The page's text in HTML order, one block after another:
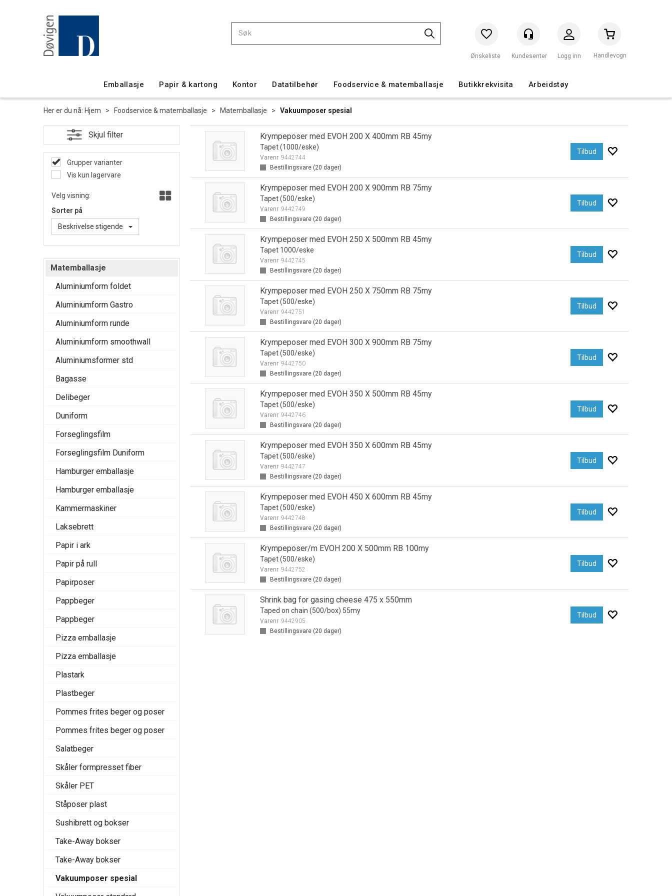
Logg inn Handlevogn
Emballasje Papir & kartong Kontor Datatilbehør Foodservice & matemballasje Butikkrekvisita Arbeidstøy
Her er du nå: Hjem > Foodservice & matemballasje > Matemballasje > Vakuumposer spesial
Grupper varianter
Vis kun lagervare
Velg visning:
Sorter på
Beskrivelse stigende
Matemballasje
Aluminiumform foldet
Aluminiumform Gastro
Aluminiumform runde
Aluminiumform smoothwall
Aluminiumsformer std
Bagasse
Delibeger
Duniform
Forseglingsfilm
Forseglingsfilm Duniform
Hamburger emballasje
Hamburger emballasje
Kammermaskiner
Laksebrett
Papir i ark
Papir på rull
Papirposer
Pappbeger
Pappbeger
Pizza emballasje
Pizza emballasje
Plastark
Plastbeger
Pommes frites beger og poser
Pommes frites beger og poser
Salatbeger
Skåler formpresset fiber
Skåler PET
Ståposer plast
Sushibrett og bokser
Take-Away bokser
Take-Away bokser
Vakuumposer spesial
Krympeposer med EVOH 200 X 400mm RB 45my
Tapet (1000/eske)
Varenr 9442744
Bestillingsvare (20 dager)
Tilbud
Krympeposer med EVOH 200 X 900mm RB 75my
Tapet (500/eske)
Varenr 9442749
Bestillingsvare (20 dager)
Tilbud
Krympeposer med EVOH 250 X 500mm RB 45my
Tapet 1000/eske
Varenr 9442745
Bestillingsvare (20 dager)
Tilbud
Krympeposer med EVOH 250 X 750mm RB 75my
Tapet (500/eske)
Varenr 9442751
Bestillingsvare (20 dager)
Tilbud
Krympeposer med EVOH 300 X 900mm RB 75my
Tapet (500/eske)
Varenr 9442750
Bestillingsvare (20 dager)
Tilbud
Krympeposer med EVOH 350 X 500mm RB 45my
Tapet (500/eske)
Varenr 9442746
Bestillingsvare (20 dager)
Tilbud
Krympeposer med EVOH 350 X 600mm RB 45my
Tapet (500/eske)
Varenr 9442747
Bestillingsvare (20 dager)
Tilbud
Krympeposer med EVOH 450 X 600mm RB 45my
Tapet (500/eske)
Varenr 9442748
Bestillingsvare (20 dager)
Tilbud
Krympeposer/m EVOH 200 X 500mm RB 100my
Tapet (500/eske)
Varenr 9442752
Bestillingsvare (20 dager)
Tilbud
Shrink bag for gasing cheese 475 x 550mm
Taped on chain (500/box) 55my
Varenr 9442905
Bestillingsvare (20 dager)
Tilbud